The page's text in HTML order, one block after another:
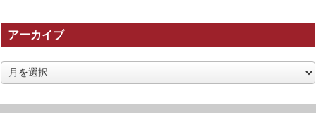
の
ト
ラ
ッ
ク
ッ
アーカイブ
ア
ー